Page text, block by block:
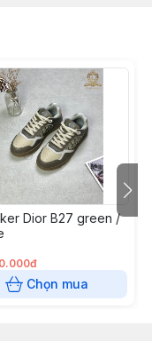
Dior B27 green /
Chọn mua